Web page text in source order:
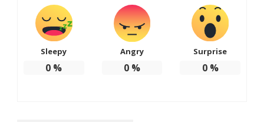
Sleepy
0 %
Angry
0%
Surprise
0%